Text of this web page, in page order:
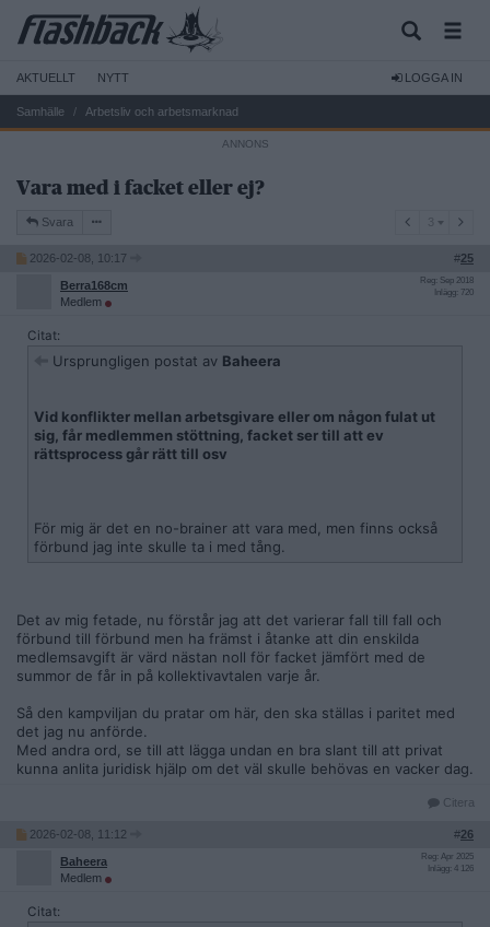
AKTUELLT NYTT LOGGA IN
Samhälle Arbetsliv och arbetsmarknad
Vara med i facket eller ej?
Svara 3
2026-02-08, 10:17 #25
Berra168cm
Medlem
Reg: Sep 2018
Inlägg: 720
Citat:
Ursprungligen postat av Baheera
Vid konflikter mellan arbetsgivare eller om någon fulat ut
sig, får medlemmen stöttning, facket ser till att ev
rättsprocess går rätt till osv
För mig är det en no-brainer att vara med, men finns också
förbund jag inte skulle ta i med tång.
Det av mig fetade, nu förstår jag att det varierar fall till fall och
förbund till förbund men ha främst i åtanke att din enskilda
medlemsavgift är värd nästan noll för facket jämfört med de
summor de får in på kollektivavtalen varje år.
Så den kampviljan du pratar om här, den ska ställas i paritet med
det jag nu anförde.
Med andra ord, se till att lägga undan en bra slant till att privat
kunna anlita juridisk hjälp om det väl skulle behövas en vacker dag.
Citera
2026-02-08, 11:12 #26
Baheera
Medlem
Reg: Apr 2025
Inlägg: 4 126
Citat: